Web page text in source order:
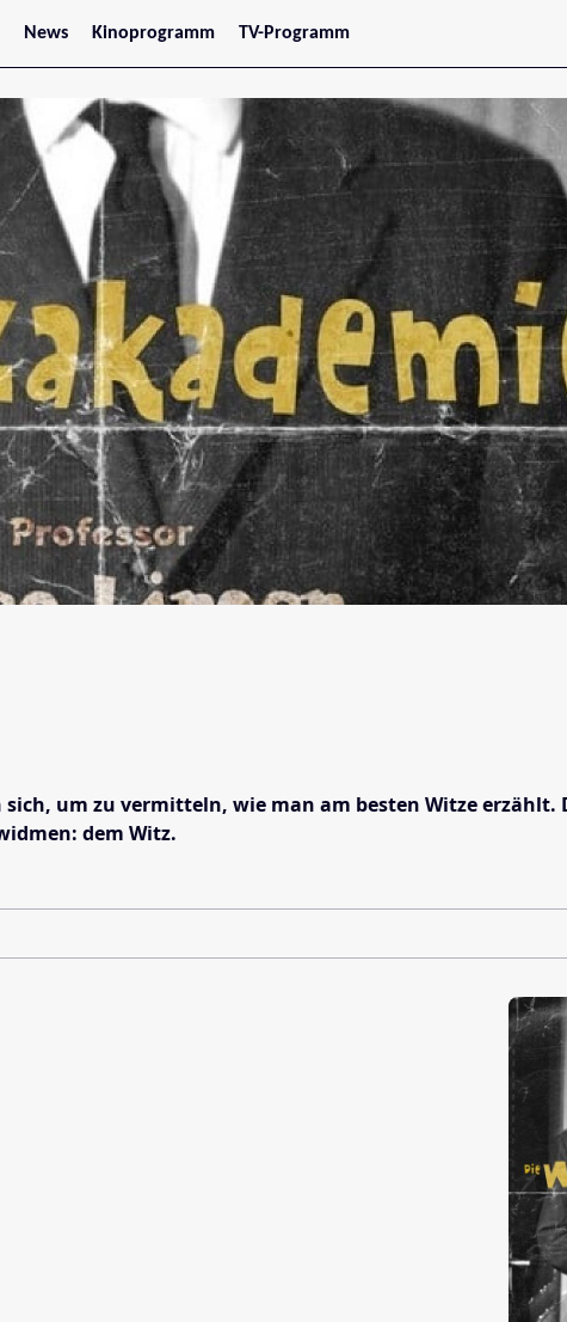
News
Stars
Kinoprogramm
Jetzt im Kino
Wien
Niederösterreich
Oberösterreich
Steiermark
Burgenland
Kärnten
Salzburg
Tirol
Vorarlberg
TV-Programm
um zu vermitteln, wie man am besten Witze
dem Witz.